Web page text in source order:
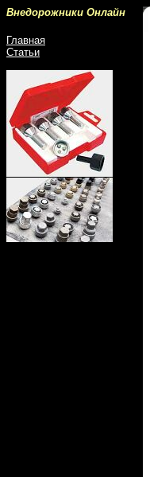
Внедорожники Онлайн
Главная
Статьи